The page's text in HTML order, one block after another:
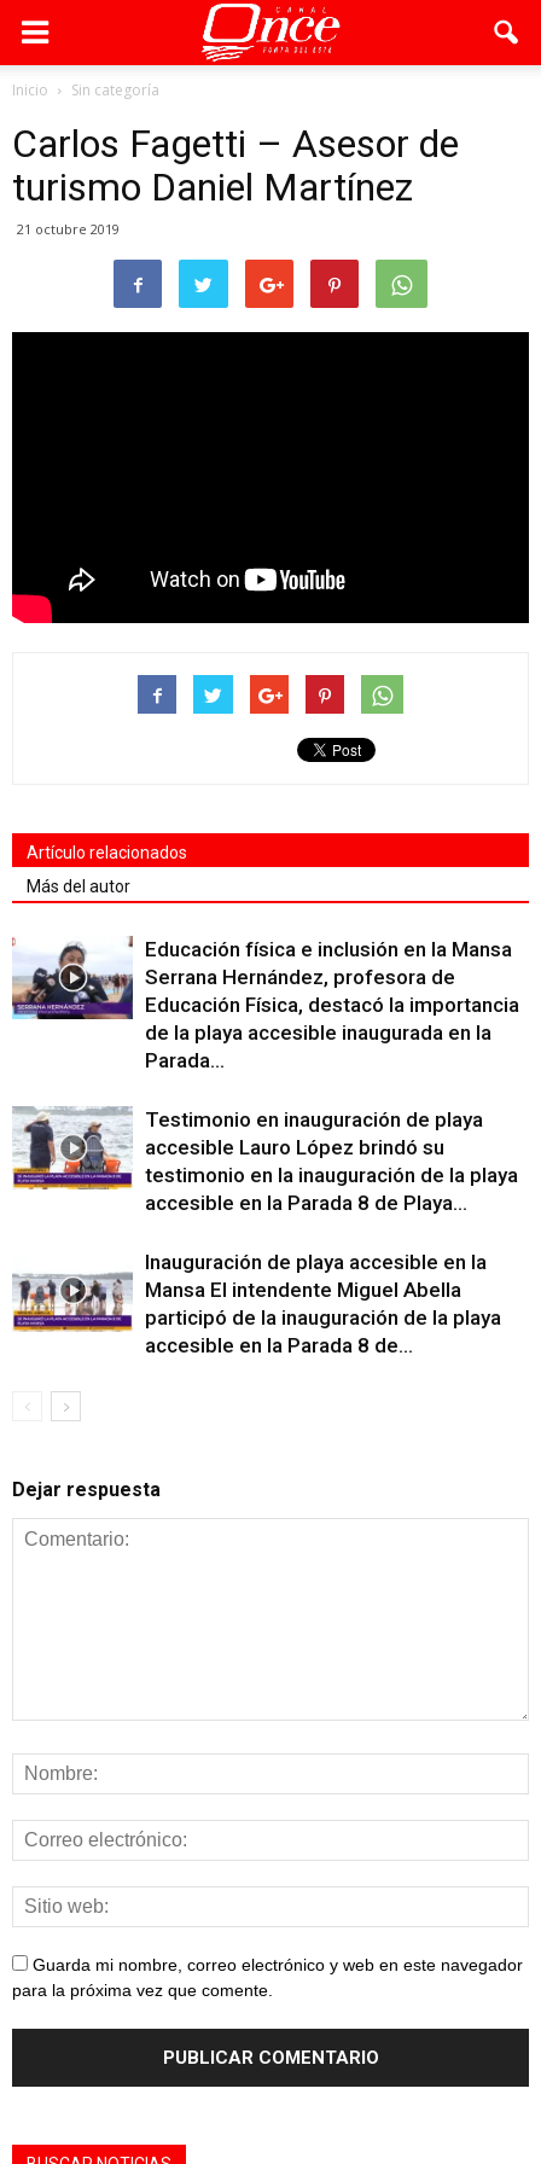
Inicio Sin categoría
Carlos Fagetti – Asesor de
turismo Daniel Martínez
21 octubre 2019
Artículo relacionados
Más del autor
Educación física e inclusión en la Mansa
Serrana Hernández, profesora de
Educación Física, destacó la importancia
de la playa accesible inaugurada en la
Parada...
Testimonio en inauguración de playa
accesible Lauro López brindó su
testimonio en la inauguración de la playa
accesible en la Parada 8 de Playa...
Inauguración de playa accesible en la
Mansa El intendente Miguel Abella
participó de la inauguración de la playa
accesible en la Parada 8 de...
Dejar respuesta
Guarda mi nombre, correo electrónico y web en este navegador
para la próxima vez que comente.